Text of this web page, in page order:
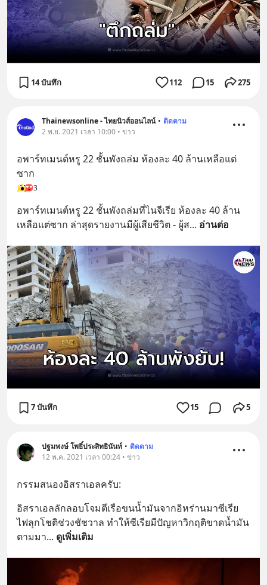
14 บันทึก 112 15 275
Thainewsonline - ไทยนิวส์ออนไลน์ • ติดตาม
2 พ.ย. 2021 เวลา 10:00 • ข่าว
อพาร์ทเมนต์หรู 22 ชั้นพังถล่ม ห้องละ 40 ล้านเหลือแต่
ซาก
3
อพาร์ทเมนต์หรู 22 ชั้นพังถล่มที่ไนจีเรีย ห้องละ 40 ล้าน
เหลือแต่ซาก ล่าสุดรายงานมีผู้เสียชีวิต - ผู้ส... อ่านต่อ
7 บันทึก 15 5
ปฐมพงษ์ โพธิ์ประสิทธินันท์ • ติดตาม
12 พ.ค. 2021 เวลา 00:24 • ข่าว
กรรมสนองอิสราเอลครับ:
อิสราเอลลักลอบโจมตีเรือขนน้ำมันจากอิหร่านมาซีเรีย
ไฟลุกโชติช่วงชัชวาล ทำให้ซีเรียมีปัญหาวิกฤติขาดน้ำมัน
ตามมา... ดูเพิ่มเติม